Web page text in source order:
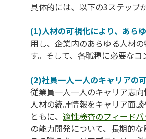
具体的には、以下の3ステップ
(1)人材の可視化により、あら
用し、企業内のあらゆる人材
す。そして、各職種に必要な
(2)社員一人一人のキャリアの
従業員一人一人のキャリア志
人材の統計情報をキャリア面
ともに、 適性検査のフィードバ
の能力開発について、長期的な